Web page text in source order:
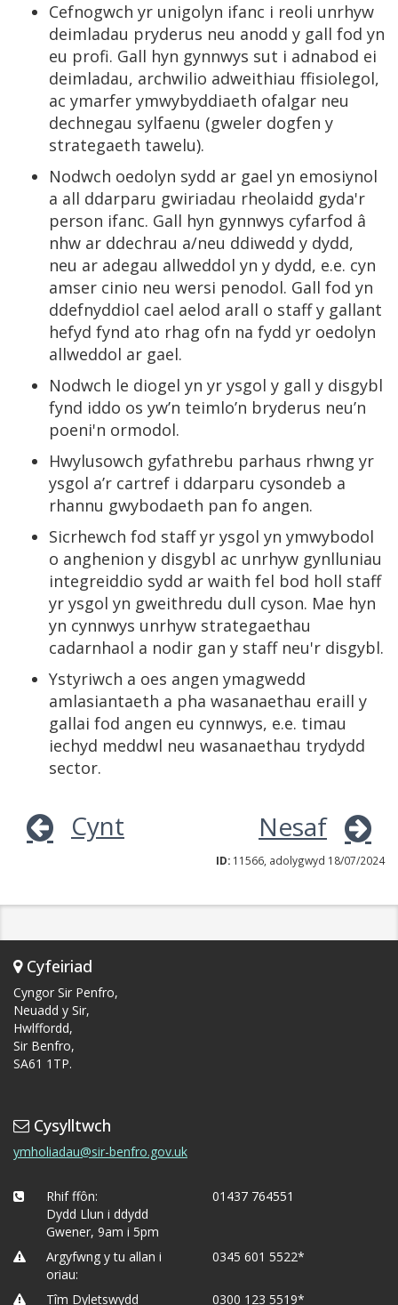
Cefnogwch yr unigolyn ifanc i reoli unrhyw
deimladau pryderus neu anodd y gall fod yn
eu profi. Gall hyn gynnwys sut i adnabod ei
deimladau, archwilio adweithiau ffisiolegol,
ac ymarfer ymwybyddiaeth ofalgar neu
dechnegau sylfaenu (gweler dogfen y
strategaeth tawelu).
Nodwch oedolyn sydd ar gael yn emosiynol
a all ddarparu gwiriadau rheolaidd gyda'r
person ifanc. Gall hyn gynnwys cyfarfod â
nhw ar ddechrau a/neu ddiwedd y dydd,
neu ar adegau allweddol yn y dydd, e.e. cyn
amser cinio neu wersi penodol. Gall fod yn
ddefnyddiol cael aelod arall o staff y gallant
hefyd fynd ato rhag ofn na fydd yr oedolyn
allweddol ar gael.
Nodwch le diogel yn yr ysgol y gall y disgybl
fynd iddo os yw’n teimlo’n bryderus neu’n
poeni'n ormodol.
Hwylusowch gyfathrebu parhaus rhwng yr
ysgol a’r cartref i ddarparu cysondeb a
rhannu gwybodaeth pan fo angen.
Sicrhewch fod staff yr ysgol yn ymwybodol
o anghenion y disgybl ac unrhyw gynlluniau
integreiddio sydd ar waith fel bod holl staff
yr ysgol yn gweithredu dull cyson. Mae hyn
yn cynnwys unrhyw strategaethau
cadarnhaol a nodir gan y staff neu'r disgybl.
Ystyriwch a oes angen ymagwedd
amlasiantaeth a pha wasanaethau eraill y
gallai fod angen eu cynnwys, e.e. timau
iechyd meddwl neu wasanaethau trydydd
sector.
Cynt Nesaf
ID: 11566, adolygwyd 18/07/2024
Cyfeiriad
Cyngor Sir Penfro,
Neuadd y Sir,
Hwlffordd,
Sir Benfro,
SA61 1TP.
Cysylltwch
ymholiadau@sir-benfro.gov.uk
Rhif ffôn:
Dydd Llun i ddydd
Gwener, 9am i 5pm
01437 764551
Argyfwng y tu allan i
oriau:
0345 601 5522*
Tîm Dyletswydd 0300 123 5519*